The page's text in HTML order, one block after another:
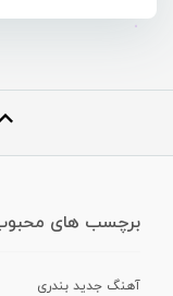
برچسب های
آهنگ جدید بندری